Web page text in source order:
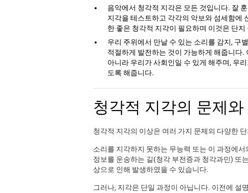
음악에서 청각적 지각은 모든 것입니다. 잘
지각을 테스트하고 각각의 악보와 섬세함에
한 좋은 청각적 지각이 필요하며 이것은 단
우리 주위에서 만날 수 있는 소리를 감지, 구
적절하게 발전하는 것이 가능하게 해줍니다
아니라 우리가 사회인일 수 있게 해주며, 우
도록 해줍니다.
청각적 지각의 문제
청각적 지각의 이상은 여러 가지 문제의 다양한
소리를 지각하지 못하는 무능력 또는 이 과정에
정보를 운송하는 길(청각 부전증과 청각과민) 또
상으로 인해 발생하였을 수 있습니다.
그러나, 지각은 단일 과정이 아닙니다. 이전에 설